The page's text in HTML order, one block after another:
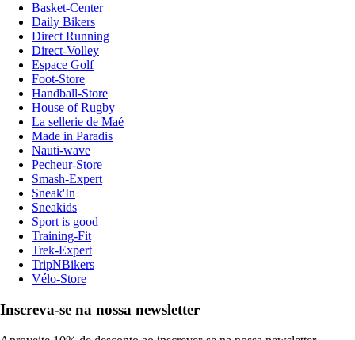
Basket-Center
Daily Bikers
Direct Running
Direct-Volley
Espace Golf
Foot-Store
Handball-Store
House of Rugby
La sellerie de Maé
Made in Paradis
Nauti-wave
Pecheur-Store
Smash-Expert
Sneak'In
Sneakids
Sport is good
Training-Fit
Trek-Expert
TripNBikers
Vélo-Store
Inscreva-se na nossa newsletter